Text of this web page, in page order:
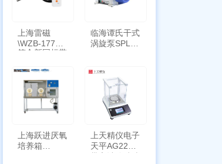
上海雷磁
\WZB-177Y
符合新国标带
临海谭氏干式
涡旋泵SPL-
上海跃进厌氧
培养箱
上天精仪电子
天平AG2255